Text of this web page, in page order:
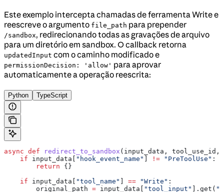
Este exemplo intercepta chamadas de ferramenta Write e
reescreve o argumento file_path para prepender
/sandbox, redirecionando todas as gravações de arquivo
para um diretório em sandbox. O callback retorna
updatedInput com o caminho modificado e
permissionDecision: 'allow' para aprovar
automaticamente a operação reescrita:
Python TypeScript
async def redirect_to_sandbox ( input_data , tool_use_id ,
    if
input_data[ "hook_event_name" ] != "PreToolUse" :
        return
{}
    if
input_data[ "tool_name" ] == "Write" :
        original_path
= input_data[ "tool_input" ].get(